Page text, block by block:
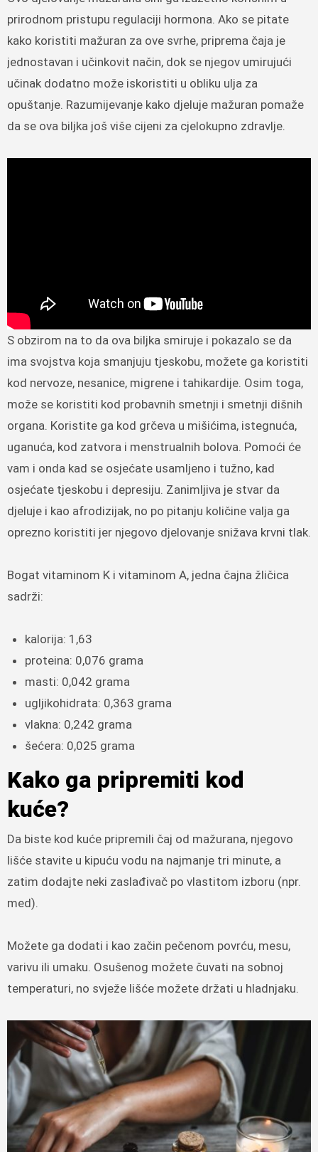
prirodnom pristupu regulaciji hormona. Ako se pitate
kako koristiti mažuran za ove svrhe, priprema čaja je
jednostavan i učinkovit način, dok se njegov umirujući
učinak dodatno može iskoristiti u obliku ulja za
opuštanje. Razumijevanje kako djeluje mažuran pomaže
da se ova biljka još više cijeni za cjelokupno zdravlje.
S obzirom na to da ova biljka smiruje i pokazalo se da
ima svojstva koja smanjuju tjeskobu, možete ga koristiti
kod nervoze, nesanice, migrene i tahikardije. Osim toga,
može se koristiti kod probavnih smetnji i smetnji dišnih
organa. Koristite ga kod grčeva u mišićima, istegnuća,
uganuća, kod zatvora i menstrualnih bolova. Pomoći će
vam i onda kad se osjećate usamljeno i tužno, kad
osjećate tjeskobu i depresiju. Zanimljiva je stvar da
djeluje i kao afrodizijak, no po pitanju količine valja ga
oprezno koristiti jer njegovo djelovanje snižava krvni tlak.
Bogat vitaminom K i vitaminom A, jedna čajna žličica
sadrži:
kalorija: 1,63
proteina: 0,076 grama
masti: 0,042 grama
ugljikohidrata: 0,363 grama
vlakna: 0,242 grama
šećera: 0,025 grama
Kako ga pripremiti kod
kuće?
Da biste kod kuće pripremili čaj od mažurana, njegovo
lišće stavite u kipuću vodu na najmanje tri minute, a
zatim dodajte neki zaslađivač po vlastitom izboru (npr.
med).
Možete ga dodati i kao začin pečenom povrću, mesu,
varivu ili umaku. Osušenog možete čuvati na sobnoj
temperaturi, no svježe lišće možete držati u hladnjaku.